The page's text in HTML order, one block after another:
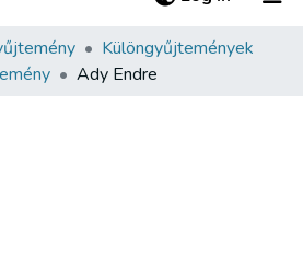
Különgyűjtemények
Ady Endre